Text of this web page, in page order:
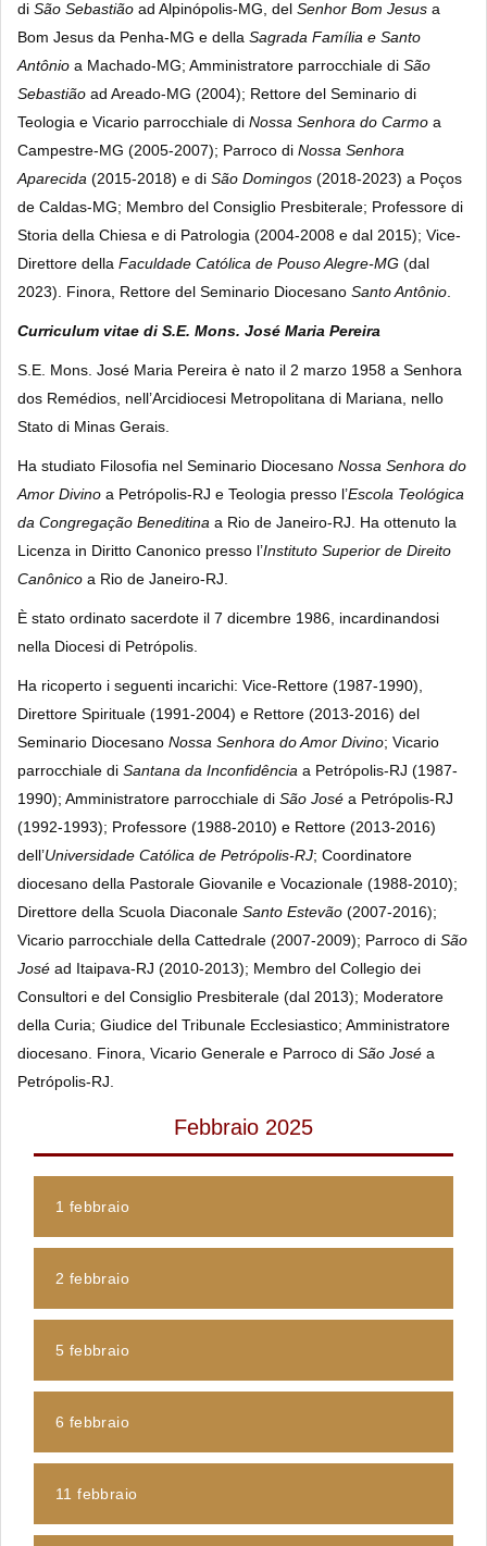
di São Sebastião ad Alpinópolis-MG, del Senhor Bom Jesus a
Bom Jesus da Penha-MG e della Sagrada Família e Santo
Antônio a Machado-MG; Amministratore parrocchiale di São
Sebastião ad Areado-MG (2004); Rettore del Seminario di
Teologia e Vicario parrocchiale di Nossa Senhora do Carmo a
Campestre-MG (2005-2007); Parroco di Nossa Senhora
Aparecida (2015-2018) e di São Domingos (2018-2023) a Poços
de Caldas-MG; Membro del Consiglio Presbiterale; Professore di
Storia della Chiesa e di Patrologia (2004-2008 e dal 2015); Vice-
Direttore della Faculdade Católica de Pouso Alegre-MG (dal
2023). Finora, Rettore del Seminario Diocesano Santo Antônio.
Curriculum vitae di S.E. Mons. José Maria Pereira
S.E. Mons. José Maria Pereira è nato il 2 marzo 1958 a Senhora
dos Remédios, nell’Arcidiocesi Metropolitana di Mariana, nello
Stato di Minas Gerais.
Ha studiato Filosofia nel Seminario Diocesano Nossa Senhora do
Amor Divino a Petrópolis-RJ e Teologia presso l’Escola Teológica
da Congregação Beneditina a Rio de Janeiro-RJ. Ha ottenuto la
Licenza in Diritto Canonico presso l’Instituto Superior de Direito
Canônico a Rio de Janeiro-RJ.
È stato ordinato sacerdote il 7 dicembre 1986, incardinandosi
nella Diocesi di Petrópolis.
Ha ricoperto i seguenti incarichi: Vice-Rettore (1987-1990),
Direttore Spirituale (1991-2004) e Rettore (2013-2016) del
Seminario Diocesano Nossa Senhora do Amor Divino; Vicario
parrocchiale di Santana da Inconfidência a Petrópolis-RJ (1987-
1990); Amministratore parrocchiale di São José a Petrópolis-RJ
(1992-1993); Professore (1988-2010) e Rettore (2013-2016)
dell’Universidade Católica de Petrópolis-RJ; Coordinatore
diocesano della Pastorale Giovanile e Vocazionale (1988-2010);
Direttore della Scuola Diaconale Santo Estevão (2007-2016);
Vicario parrocchiale della Cattedrale (2007-2009); Parroco di São
José ad Itaipava-RJ (2010-2013); Membro del Collegio dei
Consultori e del Consiglio Presbiterale (dal 2013); Moderatore
della Curia; Giudice del Tribunale Ecclesiastico; Amministratore
diocesano. Finora, Vicario Generale e Parroco di São José a
Petrópolis-RJ.
Febbraio 2025
1 febbraio
2 febbraio
5 febbraio
6 febbraio
11 febbraio